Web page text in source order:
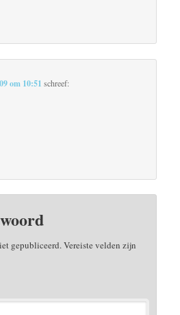
om 10:51 schreef:
gepubliceerd.Vereiste velden zijn